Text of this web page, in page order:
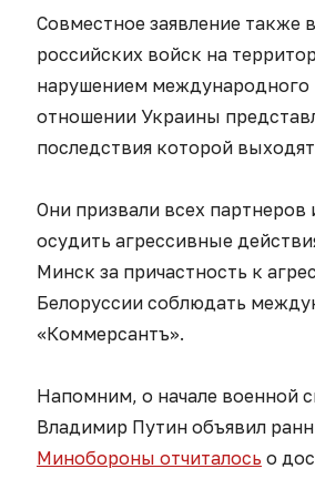
Совместное заявление также
российских войск на
нарушением международного
отношении Украины
последствия которой
Они призвали всех
осудить агрессивные
Минск за причастность к
Белоруссии соблюдать
«Коммерсантъ».
Напомним, о начале военной
Владимир Путин объявил
Минобороны отчиталось о